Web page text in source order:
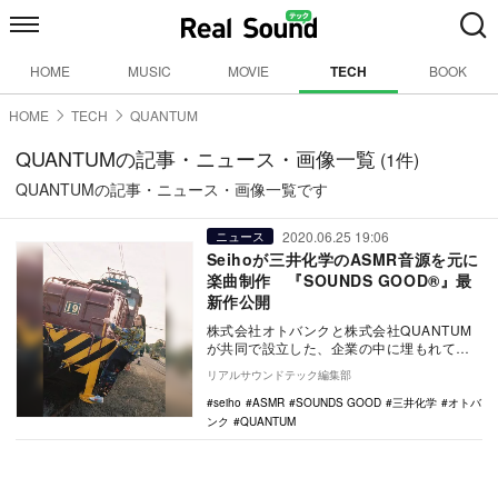
HOME MUSIC MOVIE TECH BOOK
HOME TECH QUANTUM
QUANTUMの記事・ニュース・画像一覧 (1件)
QUANTUMの記事・ニュース・画像一覧です
ニュース 2020.06.25 19:06
Seihoが三井化学のASMR音源を元に
楽曲制作 『SOUNDS GOOD®︎』最
新作公開
株式会社オトバンクと株式会社QUANTUM
が共同で設立した、企業の中に埋もれてい
る個性的な音を多くの人が楽しめる音へと
昇華し、さ…
リアルサウンドテック編集部
seiho
ASMR SOUNDS GOOD 三井化学
オトバ
ンク
QUANTUM